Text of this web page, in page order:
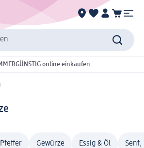
online einkaufen
Gewürze Essig & Öl Senf,